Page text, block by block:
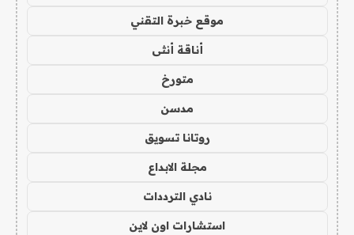
موقع خبرة التقني
أناقة أنثى
متورخ
مدسن
روتانا تسويق
مجلة الابداع
نادي الترددات
استشارات اون لاين